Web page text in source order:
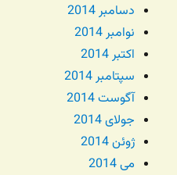
دسامبر 2014
نوامبر 2014
اکتبر 2014
سپتامبر 2014
آگوست 2014
جولای 2014
ژوئن 2014
می 2014